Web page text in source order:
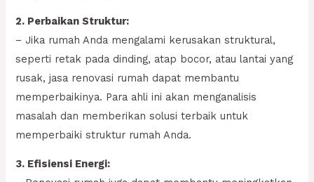
2. Perbaikan Struktur:
– Jika rumah Anda mengalami kerusakan struktural,
seperti retak pada dinding, atap bocor, atau lantai yang
rusak, jasa renovasi rumah dapat membantu
memperbaikinya. Para ahli ini akan menganalisis
masalah dan memberikan solusi terbaik untuk
memperbaiki struktur rumah Anda.
3. Efisiensi Energi: